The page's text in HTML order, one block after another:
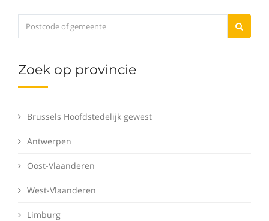
Zoek op provincie
Brussels Hoofdstedelijk gewest
Antwerpen
Oost-Vlaanderen
West-Vlaanderen
Limburg